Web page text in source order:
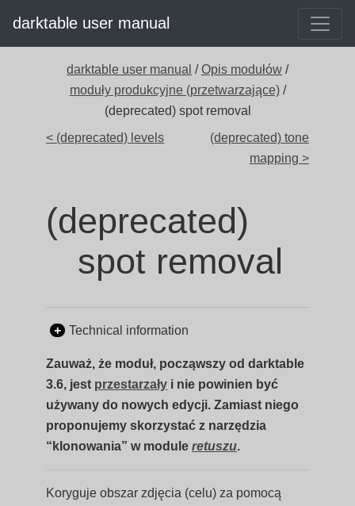
darktable user manual
darktable user manual /Opis modułów /
moduły produkcyjne (przetwarzające)/
(deprecated) spot removal
< (deprecated) levels
(deprecated) tone
mapping >
(deprecated)
spot removal
Technical information
Zauważ, że moduł, począwszy od darktable
3.6, jest przestarzały i nie powinien być
używany do nowych edycji. Zamiast niego
proponujemy skorzystać z narzędzia
“klonowania” w moduleretuszu.
Koryguje obszar zdjęcia (celu) za pomocą